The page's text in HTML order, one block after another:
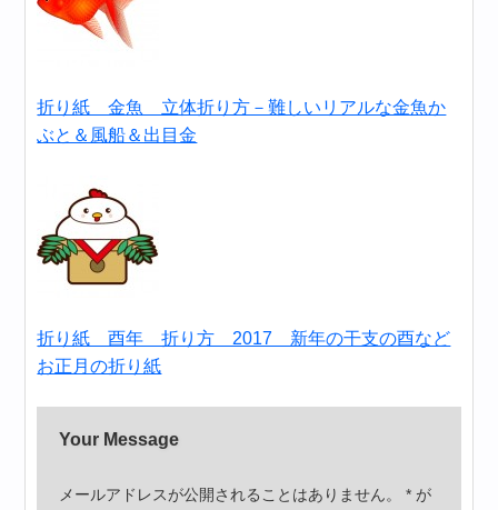
折り紙 金魚 立体折り方－難しいリアルな金魚か
ぶと＆風船＆出目金
折り紙 酉年 折り方 2017 新年の干支の酉など
お正月の折り紙
Your Message
メールアドレスが公開されることはありません。 * が